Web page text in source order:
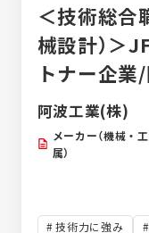
＜技術総合
械設計）＞
トナー企
月収33万
率80％以
阿波工業(株)
メーカー（機械・
属）
技術力に強み